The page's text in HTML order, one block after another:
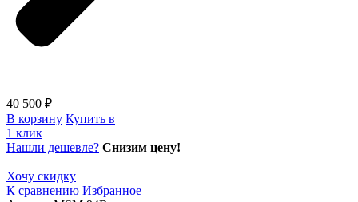
40 500 ₽
В корзину Купить в
1 клик
Нашли дешевле? Снизим цену!
Хочу скидку
К сравнению Избранное